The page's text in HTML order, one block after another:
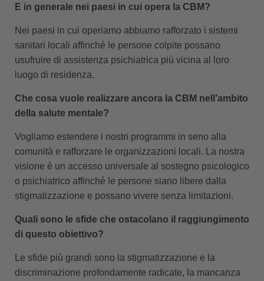
E in generale nei paesi in cui opera la CBM?
Nei paesi in cui operiamo abbiamo rafforzato i sistemi
sanitari locali affinché le persone colpite possano
usufruire di assistenza psichiatrica più vicina al loro
luogo di residenza.
Che cosa vuole realizzare ancora la CBM nell’ambito
della salute mentale?
Vogliamo estendere i nostri programmi in seno alla
comunità e rafforzare le organizzazioni locali. La nostra
visione è un accesso universale al sostegno psicologico
o psichiatrico affinché le persone siano libere dalla
stigmatizzazione e possano vivere senza limitazioni.
Quali sono le sfide che ostacolano il raggiungimento
di questo obiettivo?
Le sfide più grandi sono la stigmatizzazione e la
discriminazione profondamente radicate, la mancanza